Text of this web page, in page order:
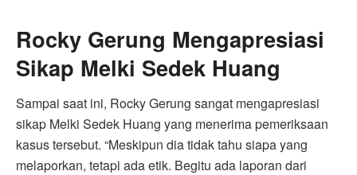
Rocky Gerung Mengapresiasi
Sikap Melki Sedek Huang
Sampai saat ini, Rocky Gerung sangat mengapresiasi
sikap Melki Sedek Huang yang menerima pemeriksaan
kasus tersebut. “Meskipun dia tidak tahu siapa yang
melaporkan, tetapi ada etik. Begitu ada laporan dari